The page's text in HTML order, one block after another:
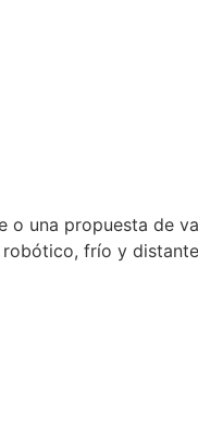
o una propuesta de
frío y